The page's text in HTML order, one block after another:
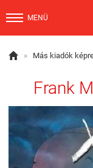
MENÜ
 » Más kiadók
Frank